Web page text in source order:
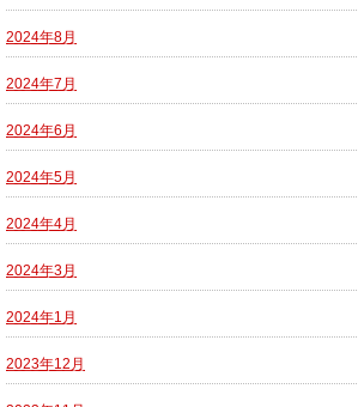
2024年8月
2024年7月
2024年6月
2024年5月
2024年4月
2024年3月
2024年1月
2023年12月